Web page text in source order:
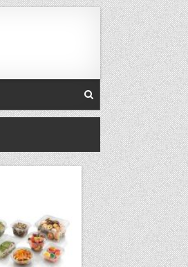
Skip to content